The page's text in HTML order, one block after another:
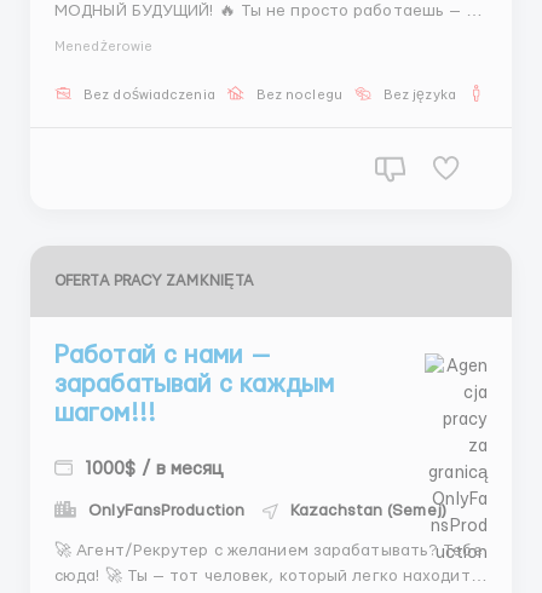
МОДНЫЙ БУДУЩИЙ! 🔥 Ты не просто работаешь — ты
реальностью. Что тебе предстоит делать: 🩵
Menedżerowie
Bez doświadczenia Bez noclegu Bez języka
OFERTA PRACY ZAMKNIĘTA
Работай с нами —
зарабатывай с каждым
шагом!!!
1000$ / в месяц
OnlyFansProduction Kazachstan (Semej)
🚀 Агент/Рекрутер с желанием зарабатывать? Тебе
сюда! 🚀 Ты — тот человек, который легко находит